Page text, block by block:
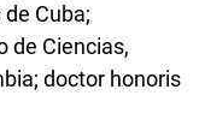
Cuba;
de Ciencias,
doctor honoris